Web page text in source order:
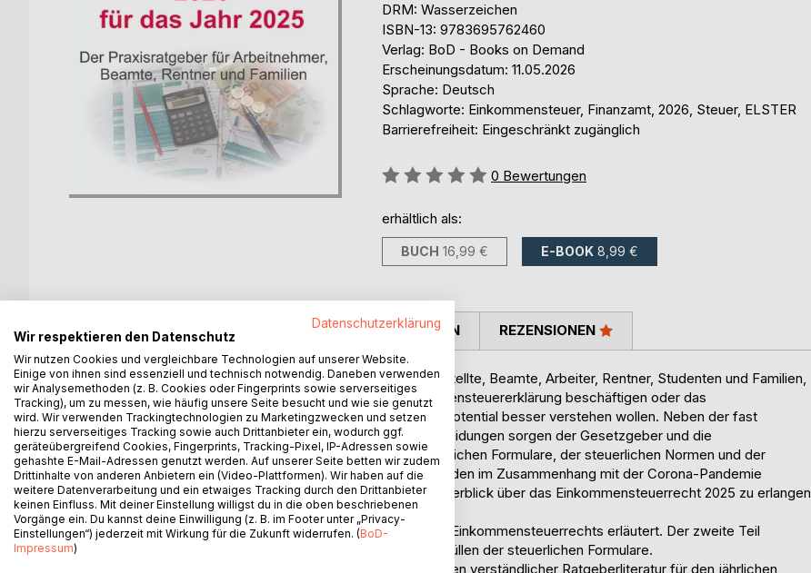
DRM: Wasserzeichen
ISBN-13: 9783695762460
Verlag: BoD - Books on Demand
Erscheinungsdatum: 11.05.2026
Sprache: Deutsch
Schlagworte: Einkommensteuer, Finanzamt, 2026, Steuer, ELSTER
Barrierefreiheit: Eingeschränkt zugänglich
Bewertung::
0 Bewertungen
erhältlich als:
BUCH 16,99 € E-BOOK 8,99 €
BESCHREIBUNG
Dieser Ratgeber richtet sich seit über 10 Jahren an Angestellte, Beamte, Arbeiter, Rentner, Studenten und Familien,
die sich zum ersten Mal mit der Erstellung einer Einkommensteuererklärung beschäftigen oder das
Einkommensteuerrecht und dessen steuerliches Einsparpotential besser verstehen wollen. Neben der fast
unüberschaubaren Anzahl von finanzgerichtlichen Entscheidungen sorgen der Gesetzgeber und die
Finanzverwaltung für eine stetige Veränderung der steuerlichen Formulare, der steuerlichen Normen und der
Freibeträge. Zahlreiche neue steuerliche Regelungen wurden im Zusammenhang mit der Corona-Pandemie
erlassen. Dieser Ratgeber soll Ihnen dabei helfen, den Überblick über das Einkommensteuerrecht 2025 zu erlangen
und wagt einen Ausblick auf das aktuelle Steuerjahr 2026.
Im ersten Teil des Ratgebers werden die Grundzüge des Einkommensteuerrechts erläutert. Der zweite Teil
beschäftigt sich detailliert Schritt für Schritt mit dem Ausfüllen der steuerlichen Formulare.
Das Ziel dieses Praxisratgebers bildet der Spagat zwischen verständlicher Ratgeberliteratur für den jährlichen
AUTOR/IN PRESSESTIMMEN REZENSIONEN
Datenschutzerklärung
Wir respektieren den Datenschutz
Wir nutzen Cookies und vergleichbare Technologien auf unserer Website.
Einige von ihnen sind essenziell und technisch notwendig. Daneben verwenden
wir Analysemethoden (z. B. Cookies oder Fingerprints sowie serverseitiges
Tracking), um zu messen, wie häufig unsere Seite besucht und wie sie genutzt
wird. Wir verwenden Trackingtechnologien zu Marketingzwecken und setzen
hierzu serverseitiges Tracking sowie auch Drittanbieter ein, wodurch ggf.
geräteübergreifend Cookies, Fingerprints, Tracking-Pixel, IP-Adressen sowie
gehashte E-Mail-Adressen genutzt werden. Auf unserer Seite betten wir zudem
Drittinhalte von anderen Anbietern ein (Video-Plattformen). Wir haben auf die
weitere Datenverarbeitung und ein etwaiges Tracking durch den Drittanbieter
keinen Einfluss. Mit deiner Einstellung willigst du in die oben beschriebenen
Vorgänge ein. Du kannst deine Einwilligung (z. B. im Footer unter „Privacy-
Einstellungen“) jederzeit mit Wirkung für die Zukunft widerrufen. (BoD-
Impressum)